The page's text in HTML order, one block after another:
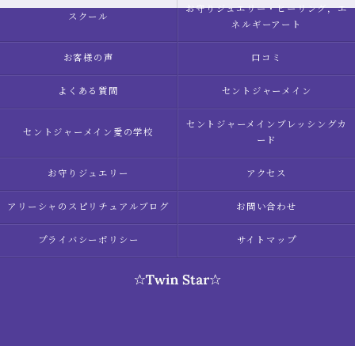
スクール
お守りジュエリー・ヒーリング，エ
ネルギーアート
お客様の声 口コミ
よくある質問 セントジャーメイン
セントジャーメイン愛の学校
セントジャーメインブレッシングカ
ード
お守りジュエリー アクセス
アリーシャのスピリチュアルブログ お問い合わせ
プライバシーポリシー サイトマップ